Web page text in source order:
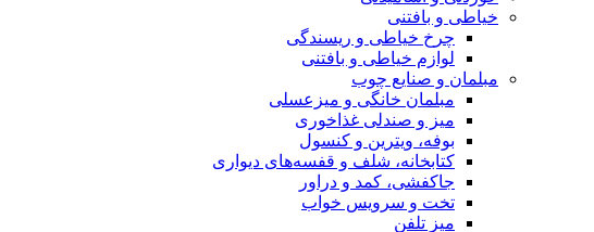
خیاطی و بافتنی
چرخ خیاطی و ریسندگی
لوازم خیاطی و بافتنی
مبلمان و صنایع چوب
مبلمان خانگی و میزعسلی
میز و صندلی غذاخوری
بوفه، ویترین و کنسول
کتابخانه، شلف و قفسه‌های دیواری
جاکفشی، کمد و دراور
تخت و سرویس خواب
میز تلفن